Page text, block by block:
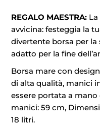
REGALO MAESTRA:
avvicina: festeggia la
divertente borsa per
adatto per la fine
Borsa mare con
di alta qualità, manici
essere portata a mano
manici: 59 cm,
18 litri.